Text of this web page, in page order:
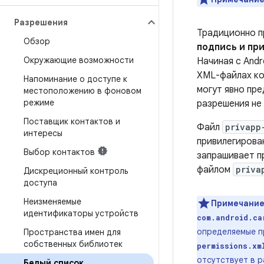
Разрешения
Обзор
Окружающие возможности
Напоминание о доступе к
местоположению в фоновом
режиме
Поставщик контактов и
интересы
Выбор контактов
Дискреционный контроль
доступа
Неизменяемые
идентификаторы устройств
Пространства имен для
собственных библиотек
Традиционно
подпись и
Начиная с
XML-файлах
могут явно
разрешения
Файл
запрашивает
файлом
определяемые
отсутствует в